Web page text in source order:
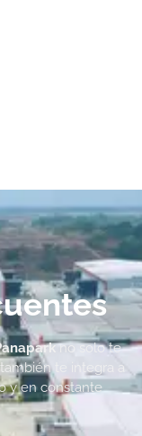
no solo te
te integra a
y en constante